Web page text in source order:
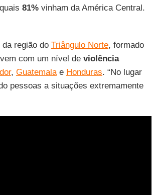
81%vinham da América Central.
região do Triângulo Norte, formado
com um nível de violência
, Guatemalae Honduras. “No lugar
pessoas a situações extremamente